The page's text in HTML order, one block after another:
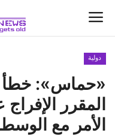
الأخبار
كتّابنا
دولية
«حماس»: خطأ
المقرر الإفراج
الأمر مع